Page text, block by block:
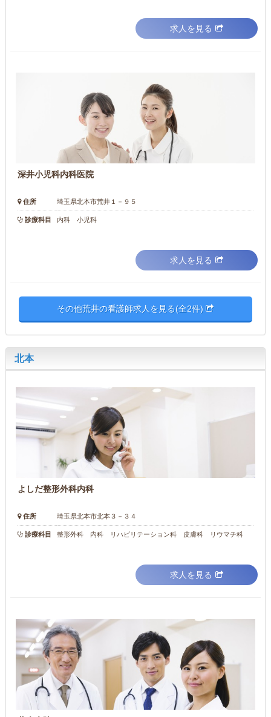
求人を見る
深井小児科内科医院
住所 埼玉県北本市荒井１－９５
診療科目 内科 小児科
求人を見る
その他荒井の看護師求人を見る(全2件)
北本
よしだ整形外科内科
住所 埼玉県北本市北本３－３４
診療科目 整形外科 内科 リハビリテーション科 皮膚科 リウマチ科
求人を見る